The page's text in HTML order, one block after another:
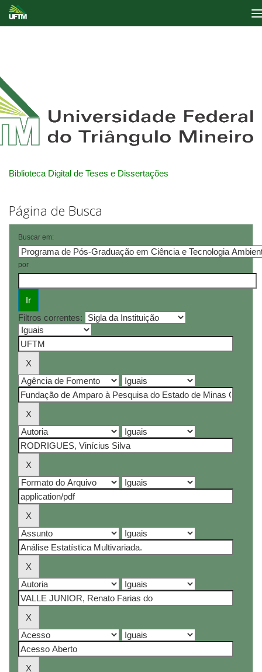
Biblioteca Digital de Teses e Dissertações
Página de Busca
Buscar em:
por
Filtros correntes: